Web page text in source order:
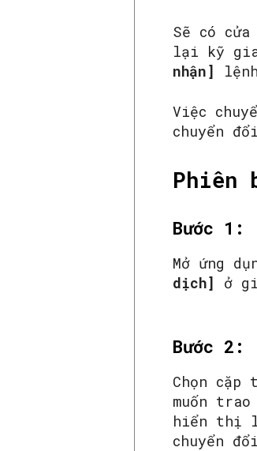
Sẽ có
lại kỹ
nhận]
Việc
chuyển
Phiên
Bước 1:
Mở ứng
dịch]
ở
Bước 2:
Chọn
muốn
hiển thị
chuyển